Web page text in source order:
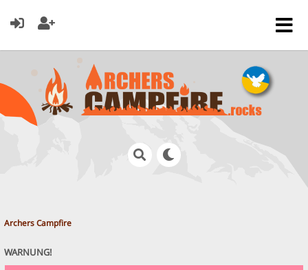
Archers Campfire
WARNUNG!